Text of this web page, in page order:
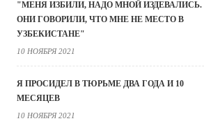
"МЕНЯ ИЗБИЛИ, НАДО МНОЙ ИЗДЕВАЛИСЬ.
ОНИ ГОВОРИЛИ, ЧТО МНЕ НЕ МЕСТО В
УЗБЕКИСТАНЕ"
10 НОЯБРЯ 2021
Я ПРОСИДЕЛ В ТЮРЬМЕ ДВА ГОДА И 10
МЕСЯЦЕВ
10 НОЯБРЯ 2021